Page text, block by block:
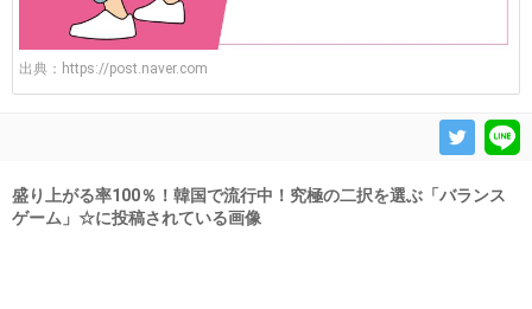
出典： https://post.naver.com
盛り上がる率100％！韓国で流行中！究極の二択を選ぶ「バランス
ゲーム」☆に投稿されている画像